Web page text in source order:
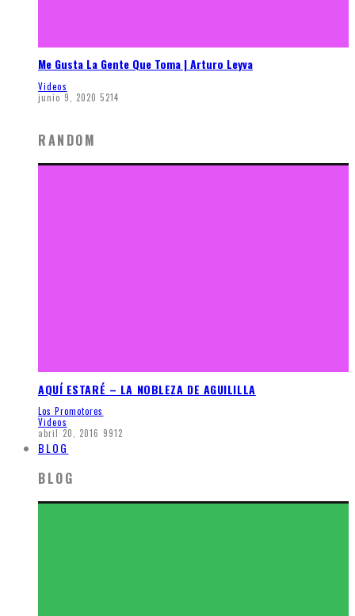
Me Gusta La Gente Que Toma | Arturo Leyva
Videos
junio 9, 2020 5214
RANDOM
AQUÍ ESTARÉ – LA NOBLEZA DE AGUILILLA
Los Promotores
Videos
abril 20, 2016 9912
BLOG
BLOG